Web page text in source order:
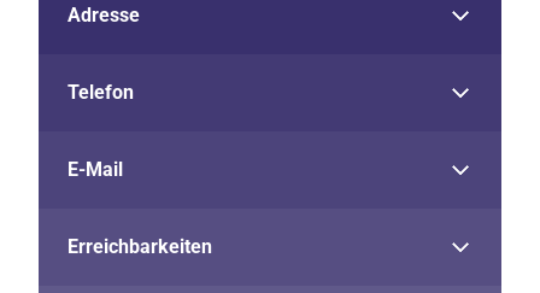
Adresse
Telefon
E-Mail
Erreichbarkeiten